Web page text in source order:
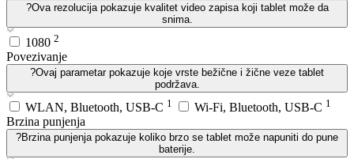
?Ova rezolucija pokazuje kvalitet video zapisa koji tablet može da
snima.
1080 2
Povezivanje
?Ovaj parametar pokazuje koje vrste bežične i žične veze tablet
podržava.
WLAN, Bluetooth, USB-C 1 Wi-Fi, Bluetooth, USB-C 1
Brzina punjenja
?Brzina punjenja pokazuje koliko brzo se tablet može napuniti do pune
baterije.